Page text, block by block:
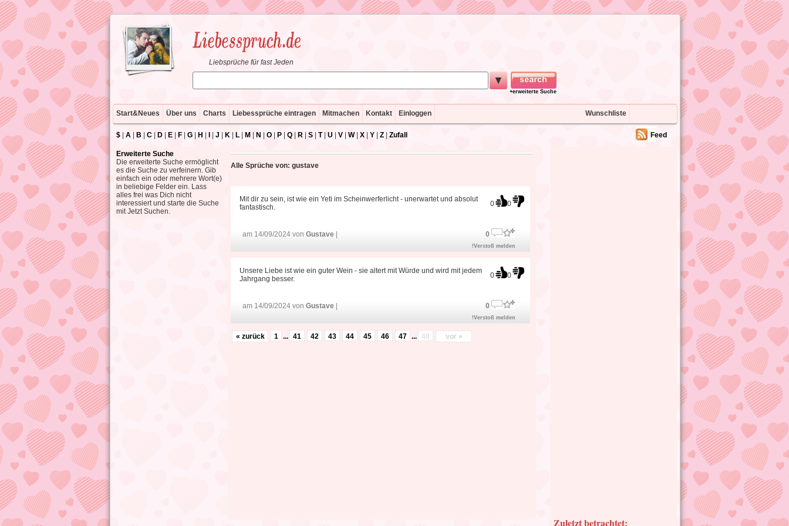
Liebsprüche für fast Jeden
▼
+erweiterte Suche
Start&Neues Über uns Charts Liebessprüche eintragen Mitmachen Kontakt Einloggen Wunschliste
$ A B C D E F G H J K L M N O P Q R S T| U V W| X Y Z Zufall Feed
Erweiterte Suche
Die erweiterte Suche ermöglicht
es die Suche zu verfeinern. Gib
einfach ein oder mehrere Wort(e)
in beliebige Felder ein. Lass
alles frei was Dich nicht
interessiert und starte die Suche
mit Jetzt Suchen.
Alle Sprüche von: gustave
0 0
Mit dir zu sein, ist wie ein Yeti im Scheinwerferlicht - unerwartet und absolut
fantastisch.
am 14/09/2024 von Gustave 0
!Verstoß melden
0 0
Unsere Liebe ist wie ein guter Wein - sie altert mit Würde und wird mit jedem
Jahrgang besser.
am 14/09/2024 von Gustave 0
!Verstoß melden
« zurück 1 ... 41 42 43 44 45 46 47 ... 48 vor »
Zuletzt betrachtet: